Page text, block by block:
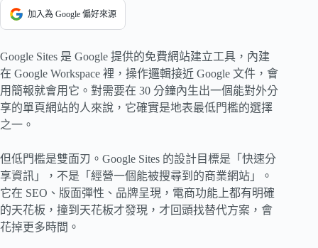
加入為 Google 偏好來源
Google Sites 是 Google 提供的免費網站建立工具，內建
在 Google Workspace 裡，操作邏輯接近 Google 文件，會
用簡報就會用它。對需要在 30 分鐘內生出一個能對外分
享的單頁網站的人來說，它確實是地表最低門檻的選擇
之一。
但低門檻是雙面刃。Google Sites 的設計目標是「快速分
享資訊」，不是「經營一個能被搜尋到的商業網站」。
它在 SEO、版面彈性、品牌呈現，電商功能上都有明確
的天花板，撞到天花板才發現，才回頭找替代方案，會
花掉更多時間。